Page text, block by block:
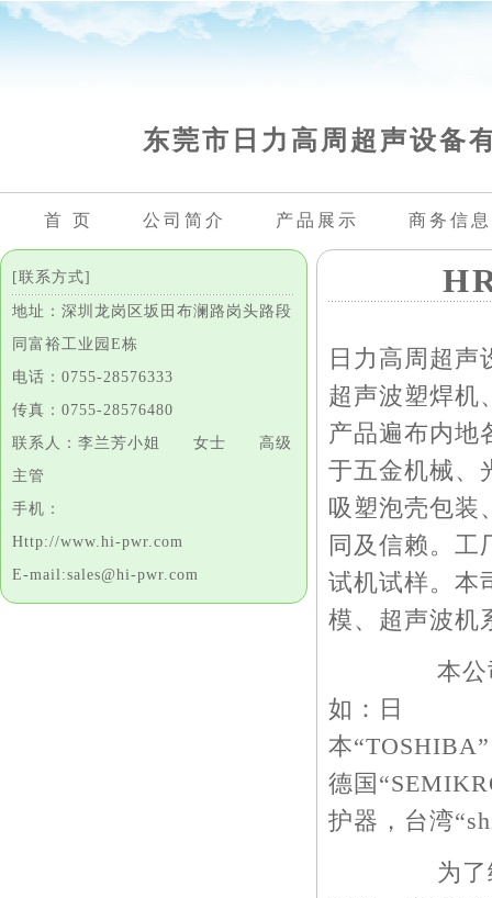
东莞市日力高周超声设备
首 页 公司简介 产品展示 商务信息
[联系方式]
地址：深圳龙岗区坂田布澜路岗头路段
同富裕工业园E栋
电话：0755-28576333
传真：0755-28576480
联系人：李兰芳小姐 女士 高级
主管
手机：
Http://www.hi-pwr.com
E-mail:sales@hi-pwr.com
日力高周超声
超声波塑焊机
产品遍布内地
于五金机械、
吸塑泡壳包装
同及信赖。工
试机试样。本
模、超声波机
本公司系
如：日
本
德国
护器，台湾
为了给广